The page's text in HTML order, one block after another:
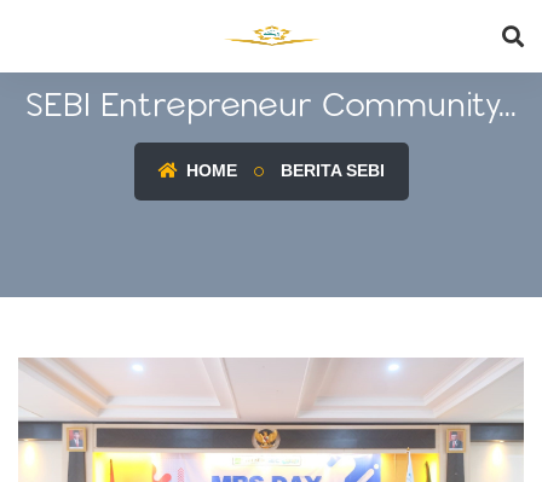
SEBI Entrepreneur Community...
HOME BERITA SEBI